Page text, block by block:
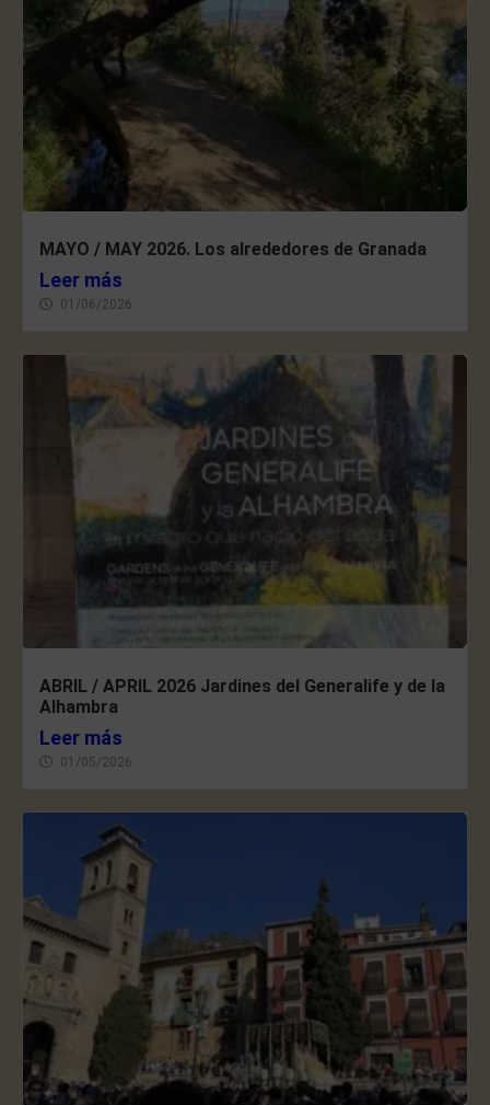
MAYO / MAY 2026. Los alrededores de Granada
Leer más
01/06/2026
ABRIL / APRIL 2026 Jardines del Generalife y de la
Alhambra
Leer más
01/05/2026